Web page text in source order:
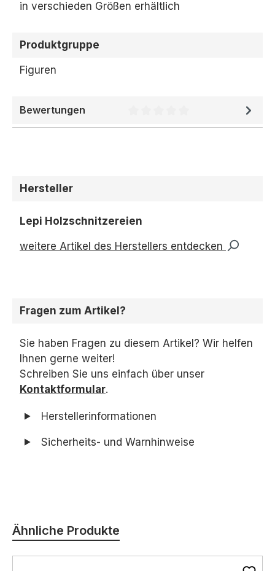
in verschieden Größen erhältlich
Produktgruppe
Figuren
Bewertungen
Durchschnittliche Bewertung
Hersteller
Lepi Holzschnitzereien
weitere Artikel des Herstellers entdecken
Fragen zum Artikel?
Sie haben Fragen zu diesem Artikel? Wir helfen
Ihnen gerne weiter!
Schreiben Sie uns einfach über unser
Kontaktformular.
Herstellerinformationen
Sicherheits- und Warnhinweise
Ähnliche Produkte